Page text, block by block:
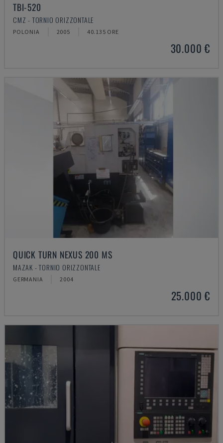
TBI-520
CMZ - TORNIO ORIZZONTALE
POLONIA 2005 40.135 ORE
30.000 €
QUICK TURN NEXUS 200 MS
MAZAK - TORNIO ORIZZONTALE
GERMANIA 2004
25.000 €